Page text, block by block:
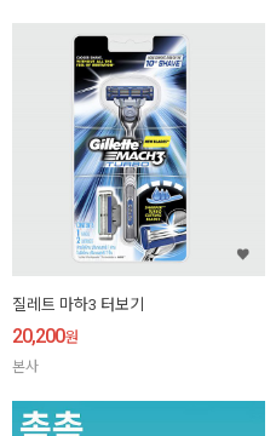
질레트 마하3 터보기
20,200원
본사